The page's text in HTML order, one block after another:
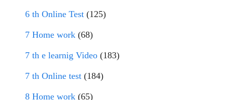
6 th Online Test (125)
7 Home work (68)
7 th e learnig Video (183)
7 th Online test (184)
8 Home work (65)